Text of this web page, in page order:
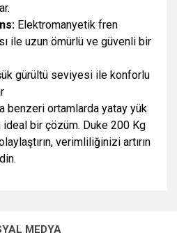
Elektromanyetik fren
ile uzun ömürlü ve güvenli bir
gürültü seviyesi ile konforlu
benzeri ortamlarda yatay yük
ideal bir çözüm. Duke 200 Kg
verimliliğinizi artırın
ederiz.
MEDYA